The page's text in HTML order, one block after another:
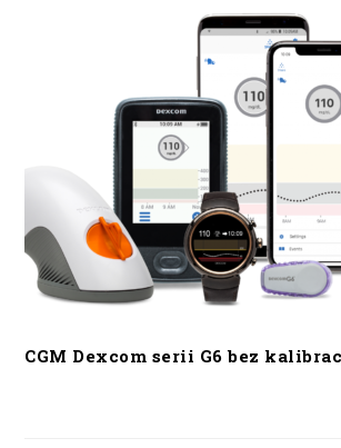
CGM Dexcom serii G6 bez